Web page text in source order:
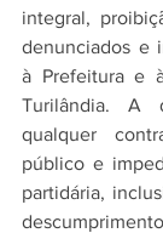
integral,
denunciados e
à Prefeitura e
Turilândia. A
qualquer
público e
partidária,